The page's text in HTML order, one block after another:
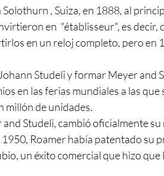
, Suiza, en 1888, al
en  "établisseur", es
en un reloj completo, pero en
Studeli y formar Meyer and
en las ferias mundiales a las que
millón de unidades.
Studeli, cambió oficialmente
Roamer había patentado su
un éxito comercial que hizo